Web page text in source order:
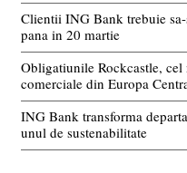
Clientii ING Bank trebuie
pana in 20 martie
Obligatiunile Rockcastle,
comerciale din Europa
ING Bank transforma
unul de sustenabilitate